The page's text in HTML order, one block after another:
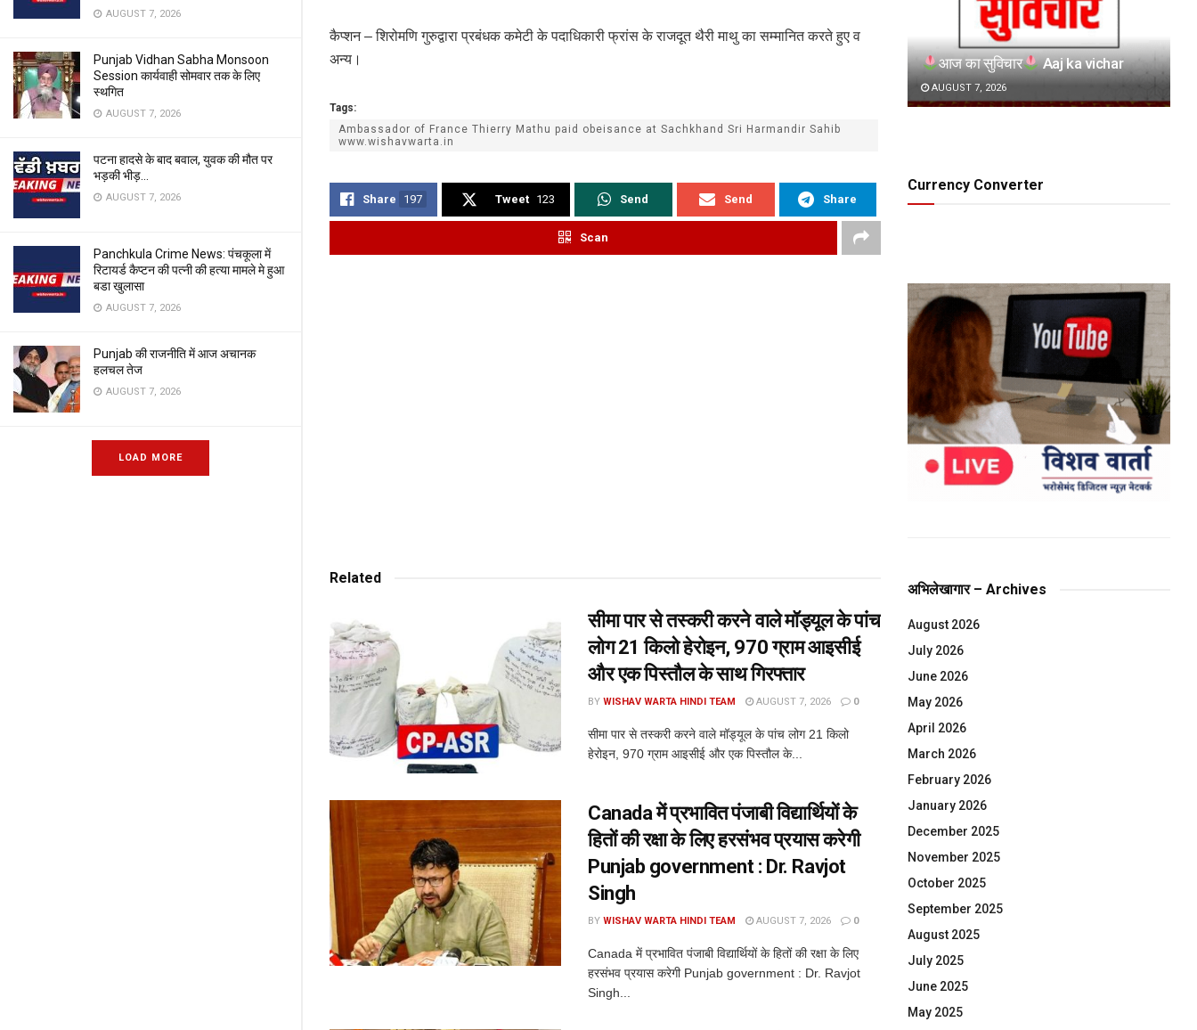
AUGUST 7, 2026
Punjab Vidhan Sabha Monsoon
Session कार्यवाही सोमवार तक के लिए
स्थगित
AUGUST 7, 2026
पटना हादसे के बाद बवाल, युवक की मौत पर
भड़की भीड़…
AUGUST 7, 2026
Panchkula Crime News: पंचकूला में
रिटायर्ड कैप्टन की पत्नी की हत्या मामले मे हुआ
बडा खुलासा
AUGUST 7, 2026
Punjab की राजनीति में आज अचानक
हलचल तेज
AUGUST 7, 2026
LOAD MORE
कैप्शन – शिरोमणि गुरुद्वारा प्रबंधक कमेटी के पदाधिकारी फ्रांस के राजदूत थैरी माथु का सम्मानित करते हुए व
अन्य।
Tags:
Ambassador of France Thierry Mathu paid obeisance at Sachkhand Sri Harmandir Sahib
www.wishavwarta.in
Share 197 Tweet 123 Send Send Share
Scan
Related
सीमा पार से तस्करी करने वाले मॉड्यूल के पांच
लोग 21 किलो हेरोइन, 970 ग्राम आइसीई
और एक पिस्तौल के साथ गिरफ्तार
BY WISHAV WARTA HINDI TEAM AUGUST 7, 2026 0
सीमा पार से तस्करी करने वाले मॉड्यूल के पांच लोग 21 किलो
हेरोइन, 970 ग्राम आइसीई और एक पिस्तौल के...
Canada में प्रभावित पंजाबी विद्यार्थियों के
हितों की रक्षा के लिए हरसंभव प्रयास करेगी
Punjab government : Dr. Ravjot
Singh
BY WISHAV WARTA HINDI TEAM AUGUST 7, 2026 0
Canada में प्रभावित पंजाबी विद्यार्थियों के हितों की रक्षा के लिए
हरसंभव प्रयास करेगी Punjab government : Dr. Ravjot
Singh...
आज का सुविचार Aaj ka vichar
AUGUST 7, 2026
Currency Converter
अभिलेखागार – Archives
August 2026
July 2026
June 2026
May 2026
April 2026
March 2026
February 2026
January 2026
December 2025
November 2025
October 2025
September 2025
August 2025
July 2025
June 2025
May 2025